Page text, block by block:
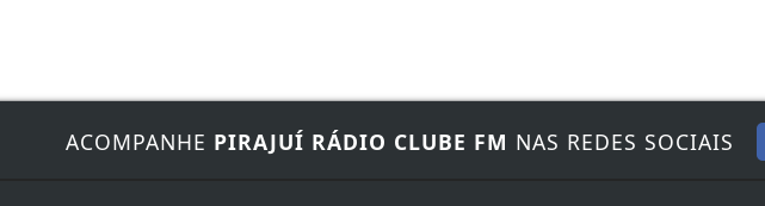
ACOMPANHE PIRAJUÍ RÁDIO CLUBE FM NAS REDES SOCIAIS